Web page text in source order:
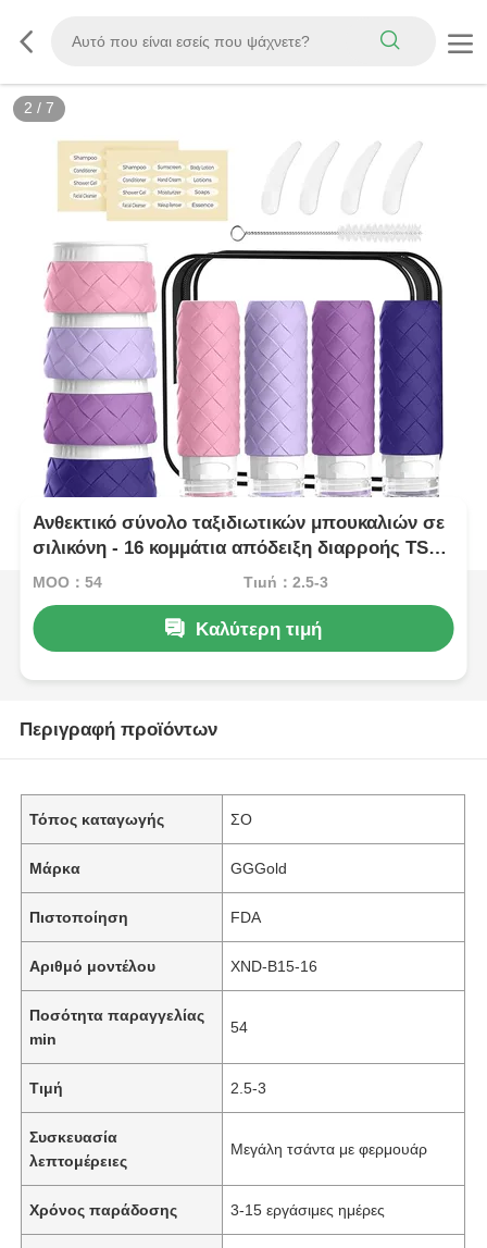
3 / 7
Ανθεκτικό σύνολο ταξιδιωτικών μπουκαλιών σε
σιλικόνη - 16 κομμάτια απόδειξη διαρροής TSA
Εγκρίθηκε επαναγεμιστές ταξιδιωτικές
MOQ：54 Τιμή：2.5-3
Καλύτερη τιμή
Περιγραφή προϊόντων
Τόπος καταγωγής ΣΟ
Μάρκα GGGold
Πιστοποίηση FDA
Αριθμό μοντέλου XND-B15-16
Ποσότητα παραγγελίας
min
54
Τιμή 2.5-3
Συσκευασία
λεπτομέρειες
Μεγάλη τσάντα με φερμουάρ
Χρόνος παράδοσης 3-15 εργάσιμες ημέρες